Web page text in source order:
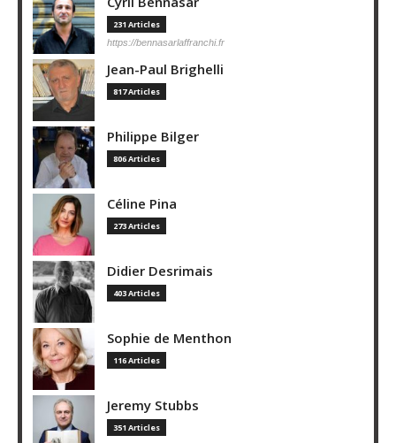
231 Articles
https://bennasarlaffranchi.fr
Jean-Paul Brighelli
817 Articles
Philippe Bilger
806 Articles
Céline Pina
273 Articles
Didier Desrimais
403 Articles
Sophie de Menthon
116 Articles
Jeremy Stubbs
351 Articles